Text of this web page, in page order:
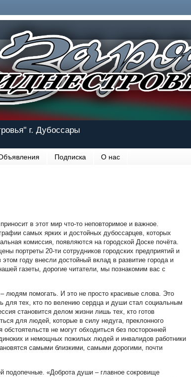
г. Дубоссары
Подписка О нас
в этот мир что-то неповторимое и важное.
самых ярких и достойных дубоссарцев, которых
комиссия, появляются на городской Доске почёта.
портреты 20-ти сотрудников городских предприятий и
этом году внесли достойный вклад в развитие города и
газеты, дорогие читатели, мы познакомим вас с
людям помогать. И это не просто красивые слова. Это
для тех, кто по велению сердца и души стал социальным
становится делом жизни лишь тех, кто готов
для людей, которые в силу недуга, преклонного
не могут обходиться без посторонней
и немощных пожилых людей и инвалидов работники
самыми близкими, самыми дорогими, почти
подопечные. «Доброта души – главное сокровище